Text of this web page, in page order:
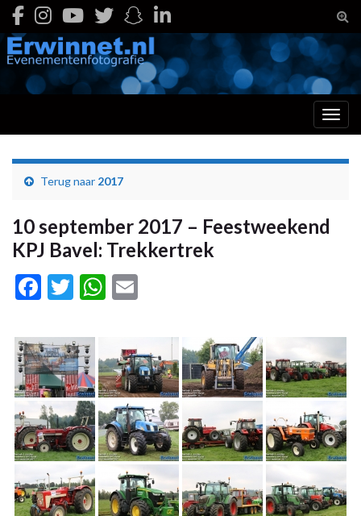
Terug naar 2017
10 september 2017 – Feestweekend
KPJ Bavel: Trekkertrek
Facebook
TwitterWhatsApp